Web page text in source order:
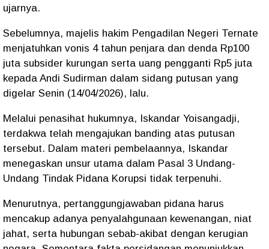
ujarnya.
Sebelumnya, majelis hakim Pengadilan Negeri Ternate
menjatuhkan vonis 4 tahun penjara dan denda Rp100
juta subsider kurungan serta uang pengganti Rp5 juta
kepada Andi Sudirman dalam sidang putusan yang
digelar Senin (14/04/2026), lalu.
Melalui penasihat hukumnya, Iskandar Yoisangadji,
terdakwa telah mengajukan banding atas putusan
tersebut. Dalam materi pembelaannya, Iskandar
menegaskan unsur utama dalam Pasal 3 Undang-
Undang Tindak Pidana Korupsi tidak terpenuhi.
Menurutnya, pertanggungjawaban pidana harus
mencakup adanya penyalahgunaan kewenangan, niat
jahat, serta hubungan sebab-akibat dengan kerugian